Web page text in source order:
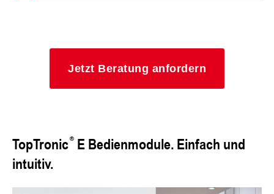
Jetzt Beratung anfordern
TopTronic E Bedienmodule. Einfach und
intuitiv.